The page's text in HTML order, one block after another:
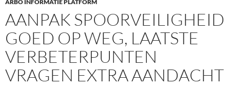
ARBO INFORMATIE PLATFORM
AANPAK SPOORVEILIGHEID
GOED OP WEG, LAATSTE
VERBETERPUNTEN
VRAGEN EXTRA AANDACHT